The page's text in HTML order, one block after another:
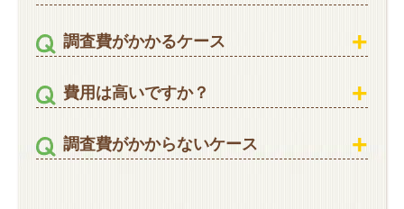
調査費がかかるケース
費用は高いですか？
調査費がかからないケース